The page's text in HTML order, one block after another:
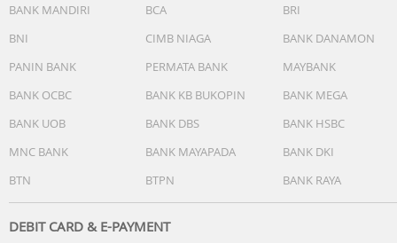
Hitam : 910-005371
Biru : 910-005372
Merah Terang : 910-005373
BANK MANDIRI BCA
BRI
BNI
CIMB NIAGA
BANK DANAMON
PANIN BANK
PERMATA BANK
MAYBANK
BANK OCBC
BANK KB BUKOPIN
BANK MEGA
BANK UOB
BANK DBS
BANK HSBC
MNC BANK
BANK MAYAPADA
BANK DKI
BTN
BTPN BANK RAYA
DEBIT CARD & E-PAYMENT